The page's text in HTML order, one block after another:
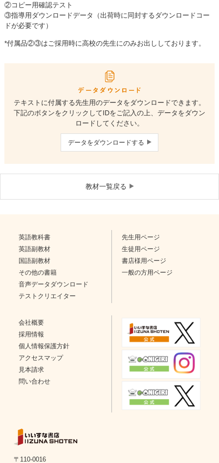
②コピー用確認テスト
③指導用ダウンロードデータ（出荷時に同封するダウンロードコー
ドが必要です）
*付属品②③はご採用時に高校の先生にのみお出ししております。
テキストに付属する先生用のデータをダウンロードできます。
下記のボタンをクリックしてIDをご記入の上、データをダウン
ロードしてください。
データをダウンロードする
教材一覧戻る
〒110-0016
英語教科書
英語副教材
国語副教材
その他の書籍
音声データダウンロード
テストクリエイター
先生用ページ
生徒用ページ
書店様用ページ
一般の方用ページ
会社概要
採用情報
個人情報保護方針
アクセスマップ
見本請求
問い合わせ